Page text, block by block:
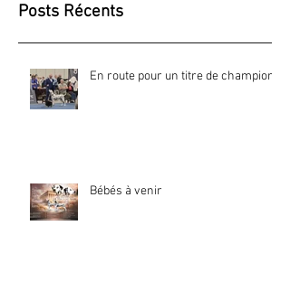
Posts Récents
En route pour un titre de champion
Bébés à venir